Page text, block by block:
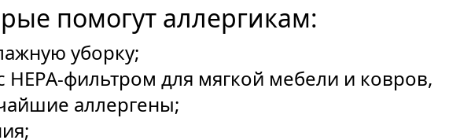
помогут аллергикам:
уборку;
HEPA-фильтром для мягкой мебели и ковров,
аллергены;